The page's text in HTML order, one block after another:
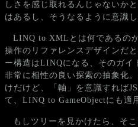
しさを感じ取れるんじゃないか
はあるし、そうなるように意識
LINQ to XMLとは何であるの
操作のリファレンスデザインだ
ー構造はLINQになる、そのガイ
非常に相性の良い探索の抽象化
けだけど、「軸」を意識すれば
て、LINQ to GameObjectにも適
もしツリーを見かけたら、そ